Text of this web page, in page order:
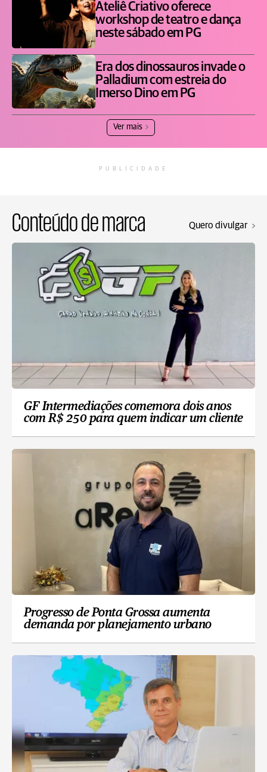
Ateliê Criativo oferece
workshop de teatro e dança
neste sábado em PG
Era dos dinossauros invade o
Palladium com estreia do
Imerso Dino em PG
Ver mais
PUBLICIDADE
Conteúdo de marca Quero divulgar
GF Intermediações comemora dois anos
com R$ 250 para quem indicar um cliente
Progresso de Ponta Grossa aumenta
demanda por planejamento urbano